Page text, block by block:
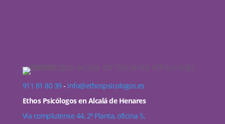
911 81 80 39- info@ethospsicologos.es
Ethos Psicólogos en Alcalá de Henares
Vía complutense 44, 2ª Planta, oficina 5,